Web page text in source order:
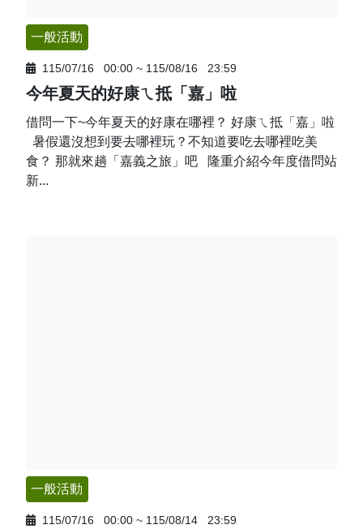
一般活動
115/07/16 00:00 ~ 115/08/16 23:59
今年夏天的好康ㄟ抵「嘉」啦
借問一下~今年夏天的好康在哪裡？ 好康ㄟ抵「嘉」啦
暑假還沒想到要去哪裡玩？不知道要吃去哪裡吃美
食？ 那就來趟「嘉義之旅」吧 隆重介紹今年度借問站
新...
一般活動
115/07/16 00:00 ~ 115/08/14 23:59